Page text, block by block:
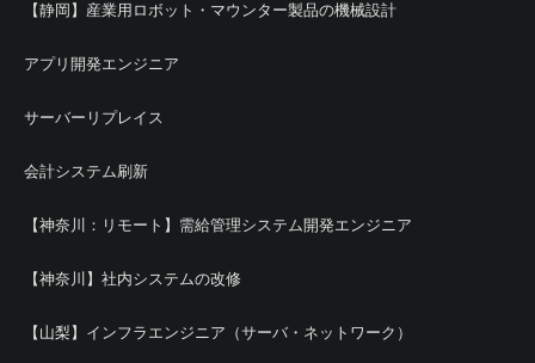
【静岡】産業用ロボット・マウンター製品の機械設計
アプリ開発エンジニア
サーバーリプレイス
会計システム刷新
【神奈川：リモート】需給管理システム開発エンジニア
【神奈川】社内システムの改修
【山梨】インフラエンジニア（サーバ・ネットワーク）